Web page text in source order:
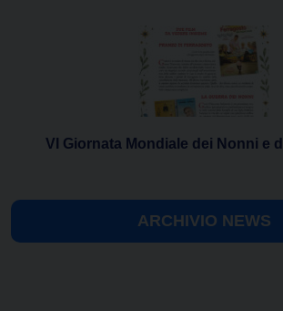
VI Giornata Mondiale dei Nonni e
ARCHIVIO NEWS